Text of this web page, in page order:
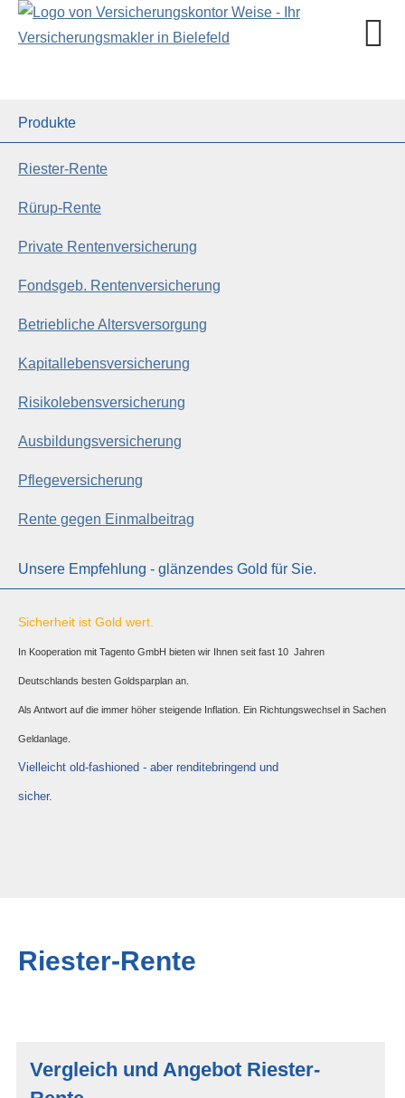
Produkte
Riester-Rente
Rürup-Rente
Private Rentenversicherung
Fondsgeb. Rentenversicherung
Betriebliche Altersversorgung
Ka­pi­tal­le­bens­ver­si­che­rung
Risiko­lebens­ver­si­che­rung
Aus­bil­dungs­ver­si­che­rung
Pflege­ver­si­che­rung
Rente gegen Einmalbeitrag
Unsere Empfehlung - glänzendes Gold für Sie.
Sicherheit ist Gold wert.
In Kooperation mit Tagento GmbH bieten wir Ihnen seit fast 10 Jahren
Deutschlands besten Goldsparplan an.
Als Antwort auf die immer höher steigende Inflation. Ein Richtungswechsel in Sachen
Geldanlage.
Vielleicht old-fashioned - aber renditebringend und
sicher.
Riester-Rente
Vergleich und Angebot Riester-